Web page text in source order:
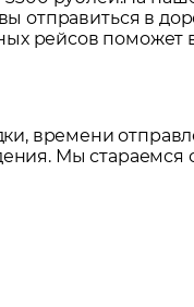
отправиться в
рейсов поможет
времени
Мы стараемся